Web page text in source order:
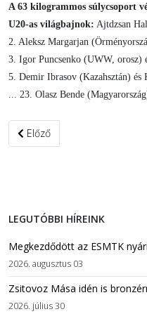
A 63 kilogrammos súlycsoport
U20-as világbajnok: Ajtdzsan
2. Aleksz Margarjan
3. Igor Puncsenko (UWW, orosz)
5. Demir Ibrasov (Kazahsztán)
... 23. Olasz Bende
Előző cikk: Három viadallal
Előző
LEGUTÓBBI HÍREINK
Megkezdődött az ESMTK
2026. augusztus 03
Zsitovoz Mása idén is
2026. július 30